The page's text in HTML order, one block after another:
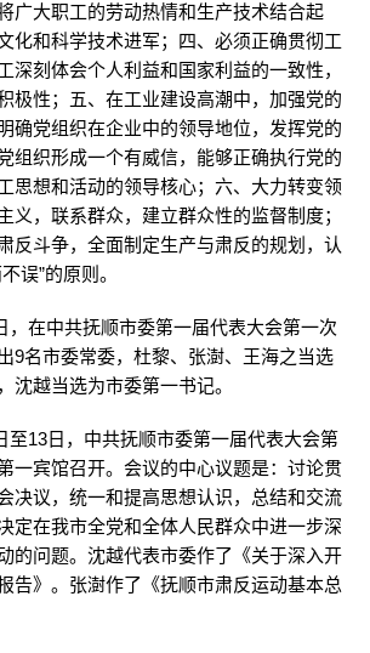
广大职工的劳动热情和生产技术结合起
化和科学技术进军；四、必须正确贯彻工
深刻体会个人利益和国家利益的一致性，
极性；五、在工业建设高潮中，加强党的
确党组织在企业中的领导地位，发挥党的
组织形成一个有威信，能够正确执行党的
思想和活动的领导核心；六、大力转变领
义，联系群众，建立群众性的监督制度；
反斗争，全面制定生产与肃反的规划，认
误”的原则。
在中共抚顺市委第一届代表大会第一次
9名市委常委，杜黎、张澍、王海之当选
沈越当选为市委第一书记。
13日，中共抚顺市委第一届代表大会第
一宾馆召开。会议的中心议题是：讨论贯
决议，统一和提高思想认识，总结和交流
定在我市全党和全体人民群众中进一步深
的问题。沈越代表市委作了《关于深入开
告》。张澍作了《抚顺市肃反运动基本总